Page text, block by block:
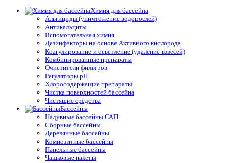
Химия для бассейна
Альгициды (уничтожение водорослей)
Антикальциты
Вспомогательная химия
Дезинфекторы на основе Активного кислорода
Коагулирование и осветление (удаление взвесей)
Комбинированные препараты
Очистители фильтров
Регуляторы pH
Хлоросодержащие препараты
Чистка поверхностей бассейна
Чистящие средства
Бассейны
Надувные бассейны САП
Сборные бассейны
Деревянные бассейны
Композитные бассейны
Панельные бассейны
Чашковые пакеты